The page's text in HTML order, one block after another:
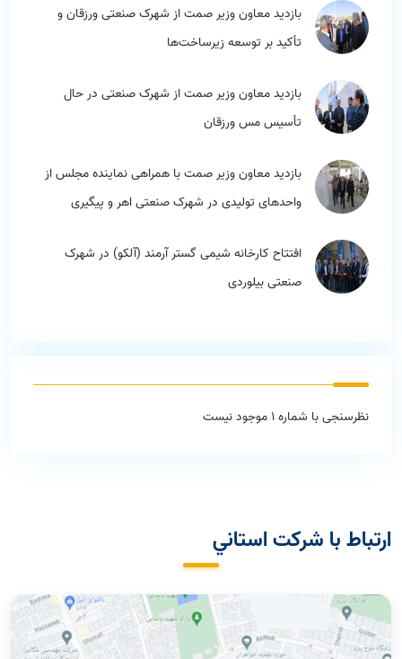
بازدید معاون وزیر صمت از شهرک صنعتی ورزقان و
تأکید بر توسعه زیرساخت‌ها
بازدید معاون وزیر صمت از شهرک صنعتی در حال
تأسیس مس ورزقان
بازدید معاون وزیر صمت با همراهی نماینده مجلس از
واحدهای تولیدی در شهرک صنعتی اهر و پیگیری
افتتاح کارخانه شیمی گستر آرمند (آلکو) در شهرک
صنعتی بیلوردی
نظرسنجی با شماره 1 موجود نیست
ارتباط با شركت استاني